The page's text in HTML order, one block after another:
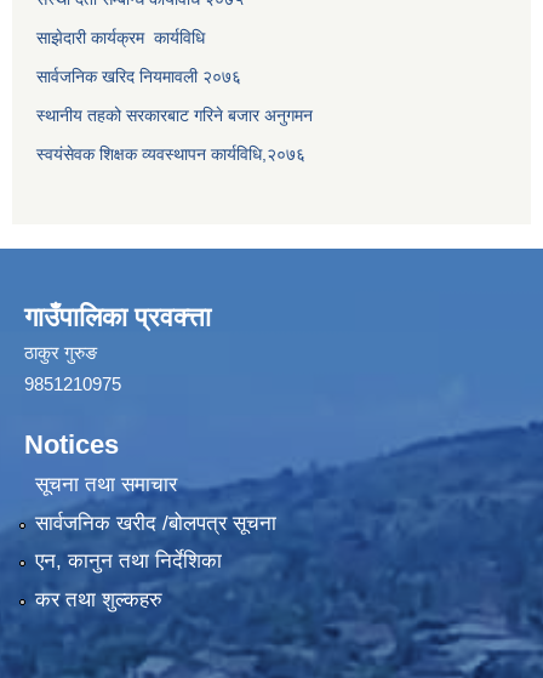
साझेदारी कार्यक्रम कार्यविधि
सार्वजनिक खरिद नियमावली २०७६
स्थानीय तहको सरकारबाट गरिने बजार अनुगमन
स्वयंसेवक शिक्षक व्यवस्थापन कार्यविधि,२०७६
गाउँपालिका प्रवक्त्ता
ठाकुर गुरुङ
9851210975
Notices
सूचना तथा समाचार
सार्वजनिक खरीद /बोलपत्र सूचना
एन, कानुन तथा निर्देशिका
कर तथा शुल्कहरु